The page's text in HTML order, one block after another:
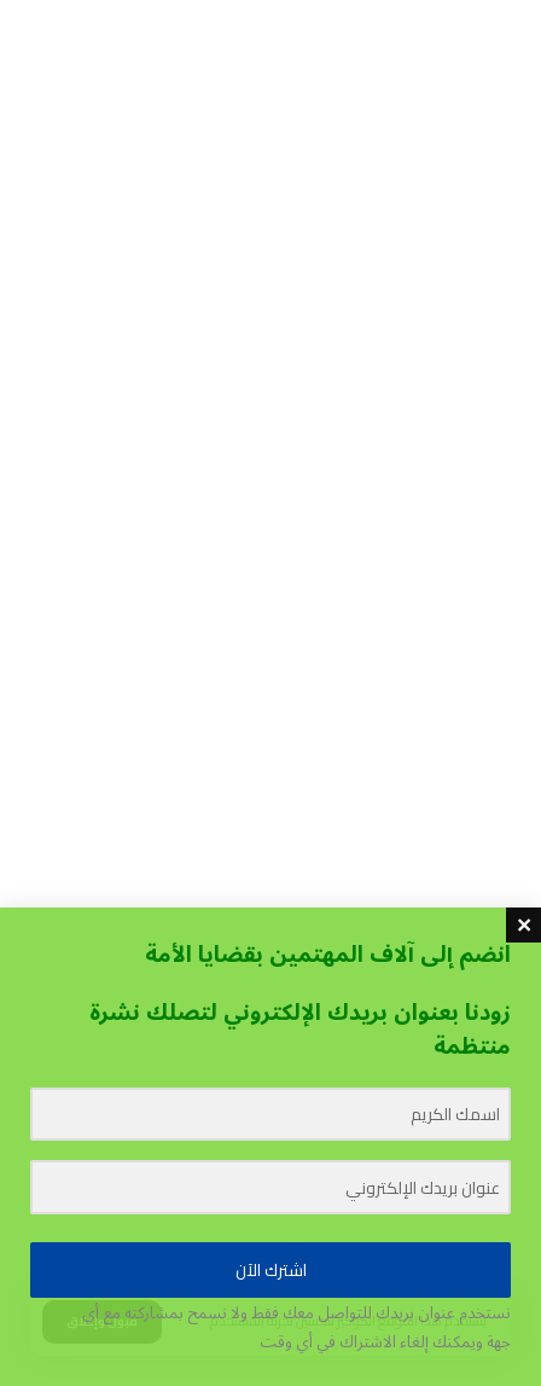
يستخدم هذا الموقع الكوكيز لتحسين تجربة المستخدم. قبول وإغلاق
انضم إلى آلاف المهتمين بقضايا الأمة
زودنا بعنوان بريدك الإلكتروني لتصلك نشرة
منتظمة
اشترك الآن
نستخدم عنوان بريدك للتواصل معك فقط ولا نسمح بمشاركته مع أي
جهةويمكنك إلغاء الاشتراك في أي وقت